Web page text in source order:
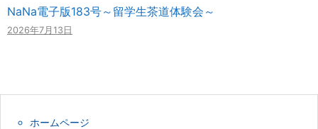
NaNa電子版183号～留学生茶道体験会～
2026年7月13日
ホームページ